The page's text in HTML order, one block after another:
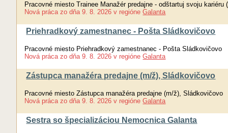
Pracovné miesto Trainee Manažér predajne - odštartuj svoju kariéru
Nová práca zo dňa 9. 8. 2026 v regióne Galanta
Priehradkový zamestnanec - Pošta Sládkovičovo
Pracovné miesto Priehradkový zamestnanec - Pošta Sládkovičovo
Nová práca zo dňa 9. 8. 2026 v regióne Galanta
Zástupca manažéra predajne (m/ž), Sládkovičovo
Pracovné miesto Zástupca manažéra predajne (m/ž), Sládkovičovo
Nová práca zo dňa 9. 8. 2026 v regióne Galanta
Sestra so špecializáciou Nemocnica Galanta